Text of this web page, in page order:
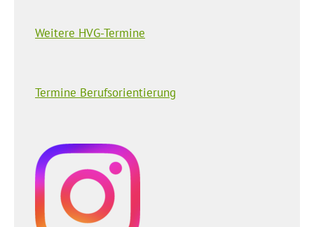
Weitere HVG-Termine
Termine Berufsorientierung